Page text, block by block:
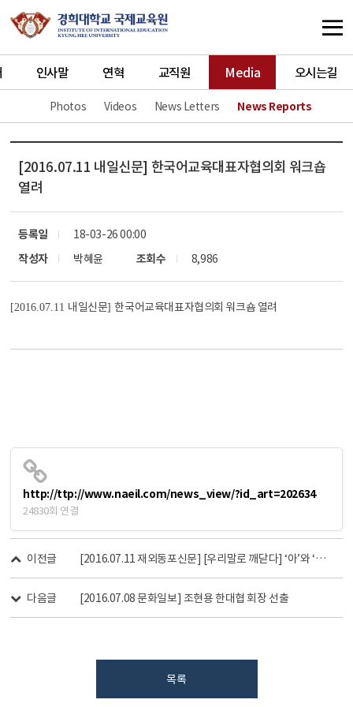
인사말 연혁 교직원 Media
Photos Videos News Letters News Reports
오시는길
[2016.07.11 내일신문] 한국어교육대표자협의회 워크숍
열려
등록일
18-03-26 00:00
작성자
박혜윤 조회수 8,986
[2016.07.11 내일신문]한국어교육대표자협의회 워크숍 열려
http://ttp://www.naeil.com/news_view/?id_art=202634
24830회 연결
이전글 [2016.07.11 재외동포신문] [우리말로 깨닫다] ‘아’와 ‘어’의 표정
다음글 [2016.07.08 문화일보] 조현용 한대협 회장 선출
목록